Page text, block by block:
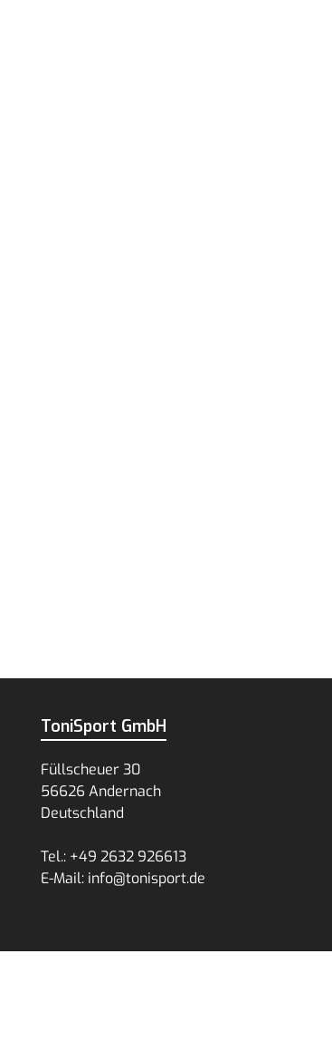
ToniSport GmbH
Füllscheuer 30
56626 Andernach
Deutschland
Tel.: +49 2632 926613
E-Mail: info@tonisport.de